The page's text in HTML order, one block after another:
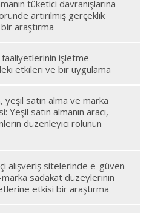
tüketici davranışlarına
artırılmış gerçeklik
araştırma
işletme
etkileri ve bir uygulama
yeşil satın alma ve marka
Yeşil satın almanın aracı,
düzenleyici rolünün
alışveriş sitelerinde e-güven
sadakat düzeylerinin
etkisi bir araştırma